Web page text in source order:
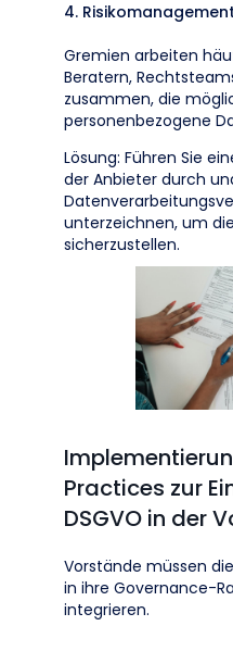
4.
Gremien arbeiten
Beratern,
zusammen, die
personenbezogene
Lösung: Führen Sie
der Anbieter durch
unterzeichnen, um
sicherzustellen.
Practices zur
DSGVO in der
Vorstände müssen
in ihre Governance-
integrieren.